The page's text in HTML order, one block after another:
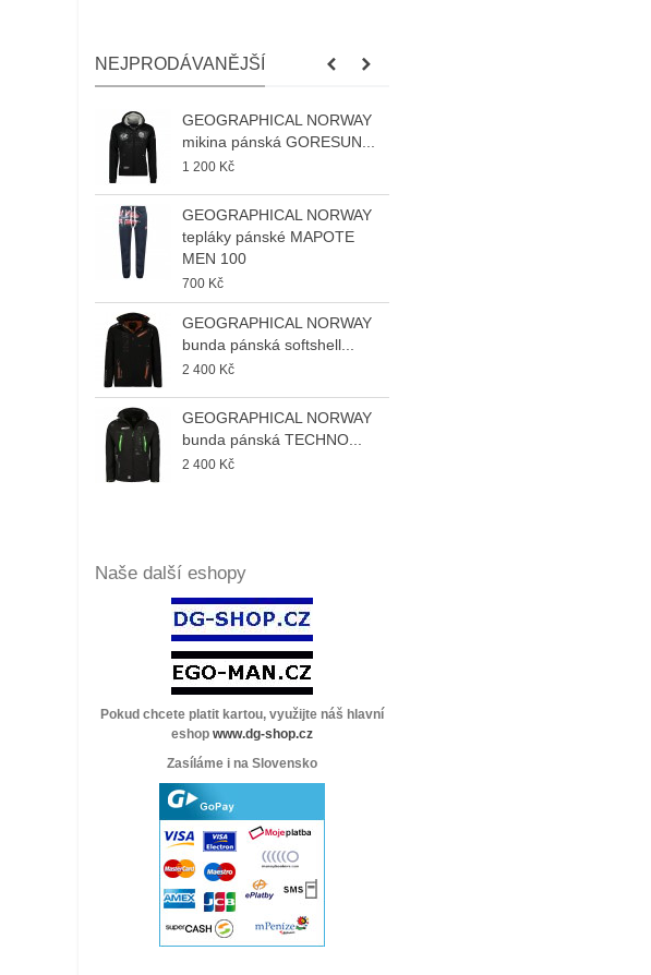
NEJPRODÁVANĚJŠÍ
GEOGRAPHICAL NORWAY
mikina pánská GORESUN...
1 200 Kč
GEOGRAPHICAL NORWAY
tepláky pánské MAPOTE
MEN 100
700 Kč
GEOGRAPHICAL NORWAY
bunda pánská softshell...
2 400 Kč
GEOGRAPHICAL NORWAY
bunda pánská TECHNO...
2 400 Kč
Naše další eshopy
Pokud chcete platit kartou, využijte náš hlavní
eshop www.dg-shop.cz
Zasíláme i na Slovensko